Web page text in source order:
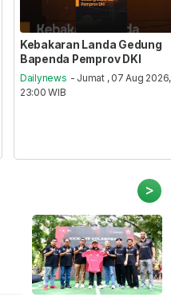
Kebakaran Landa Gedung
Bapenda Pemprov DKI
Dailynews - Jumat , 07 Aug 2026,
23:00 WIB
>